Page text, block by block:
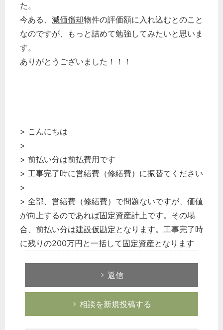
た。
今ある、 減価償却物件の評価額に入れ込むとのこと
なのですが、もっと詰めて勉強してみたいと思いま
す。
ありがとうございました！！！
> こんにちは
>
> 前払い分は前払費用です
> 工事完了時に営繕費（修繕費）に振替てください
>
> 全部、営繕費（修繕費）で問題ないですが、価値
が向上するのであれば固定資産計上です。その場
合、前払い分は建設仮勘定となります。工事完了時
に残りの200万円と一括して固定資産となります
返信
相談を新規投稿する
どのカテゴリーに投稿しますか？